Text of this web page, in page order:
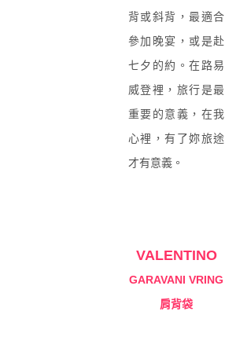
背或斜背，最適合
參加晚宴，或是赴
七夕的約。在路易
威登裡，旅行是最
重要的意義，在我
心裡，有了妳旅途
才有意義。
VALENTINO
GARAVANI VRING
肩背袋